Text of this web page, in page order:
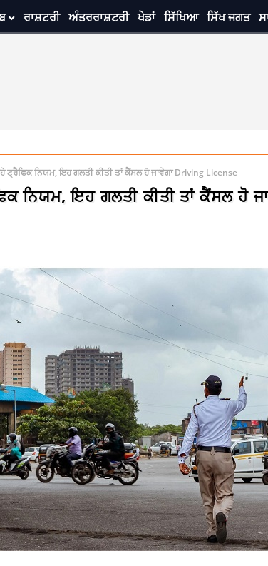
ਰਾਸ਼ਟਰੀ ਅੰਤਰਰਾਸ਼ਟਰੀ ਖੇਡਾਂ ਸਿੱਖਿਆ ਸਿੱਖ ਜਗਤ
ਨਿਯਮ, ਇਹ ਗਲਤੀ ਕੀਤੀ ਤਾਂ ਕੈਂਸਲ ਹੋ ਜਾਵੇਗਾ Driving License
ਨਿਯਮ, ਇਹ ਗਲਤੀ ਕੀਤੀ ਤਾਂ ਕੈਂਸਲ ਹੋ